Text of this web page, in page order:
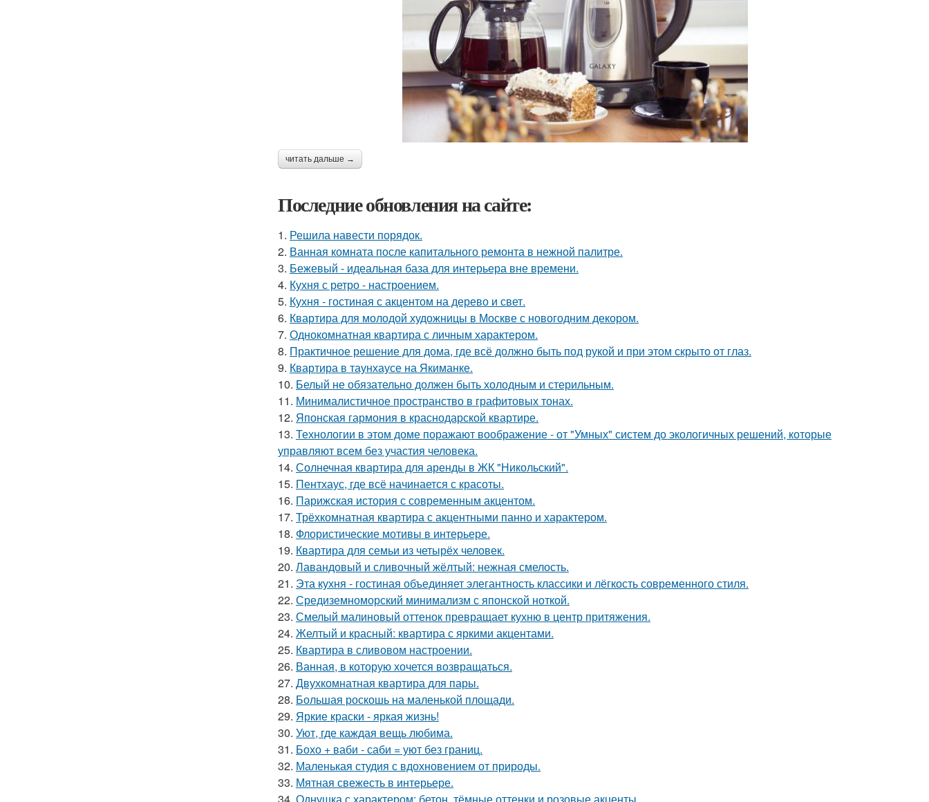
читать дальше →
Последние обновления на сайте:
1. Решила навести порядок.
2. Ванная комната после капитального ремонта в нежной палитре.
3. Бежевый - идеальная база для интерьера вне времени.
4. Кухня с ретро - настроением.
5. Кухня - гостиная с акцентом на дерево и свет.
6. Квартира для молодой художницы в Москве с новогодним декором.
7. Однокомнатная квартира с личным характером.
8. Практичное решение для дома, где всё должно быть под рукой и при этом скрыто от глаз.
9. Квартира в таунхаусе на Якиманке.
10. Белый не обязательно должен быть холодным и стерильным.
11. Минималистичное пространство в графитовых тонах.
12. Японская гармония в краснодарской квартире.
13. Технологии в этом доме поражают воображение - от "Умных" систем до экологичных решений, которые
управляют всем без участия человека.
14. Солнечная квартира для аренды в ЖК "Никольский".
15. Пентхаус, где всё начинается с красоты.
16. Парижская история с современным акцентом.
17. Трёхкомнатная квартира с акцентными панно и характером.
18. Флористические мотивы в интерьере.
19. Квартира для семьи из четырёх человек.
20. Лавандовый и сливочный жёлтый: нежная смелость.
21. Эта кухня - гостиная объединяет элегантность классики и лёгкость современного стиля.
22. Средиземноморский минимализм с японской ноткой.
23. Смелый малиновый оттенок превращает кухню в центр притяжения.
24. Желтый и красный: квартира с яркими акцентами.
25. Квартира в сливовом настроении.
26. Ванная, в которую хочется возвращаться.
27. Двухкомнатная квартира для пары.
28. Большая роскошь на маленькой площади.
29. Яркие краски - яркая жизнь!
30. Уют, где каждая вещь любима.
31. Бохо + ваби - саби = уют без границ.
32. Маленькая студия с вдохновением от природы.
33. Мятная свежесть в интерьере.